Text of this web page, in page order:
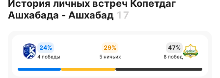
История личных встреч Копетдаг
Ашхабада - Ашхабад 17
24%
4 победы
29%
5 ничьих
47%
8 побед